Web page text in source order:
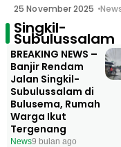
25 November 2025
Singkil-
Subulussalam
BREAKING NEWS –
Banjir Rendam
Jalan Singkil-
Subulussalam di
Bulusema, Rumah
Warga Ikut
Tergenang
News9 bulan ago